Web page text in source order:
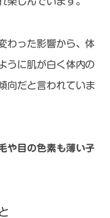
わった影響から、体
うに肌が白く体内の
向だと言われていま
や目の色素も薄い子